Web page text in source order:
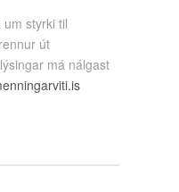
styrki til
út
má nálgast